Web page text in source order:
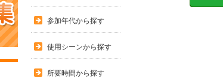
参加年代から探す
使用シーンから探す
所要時間から探す